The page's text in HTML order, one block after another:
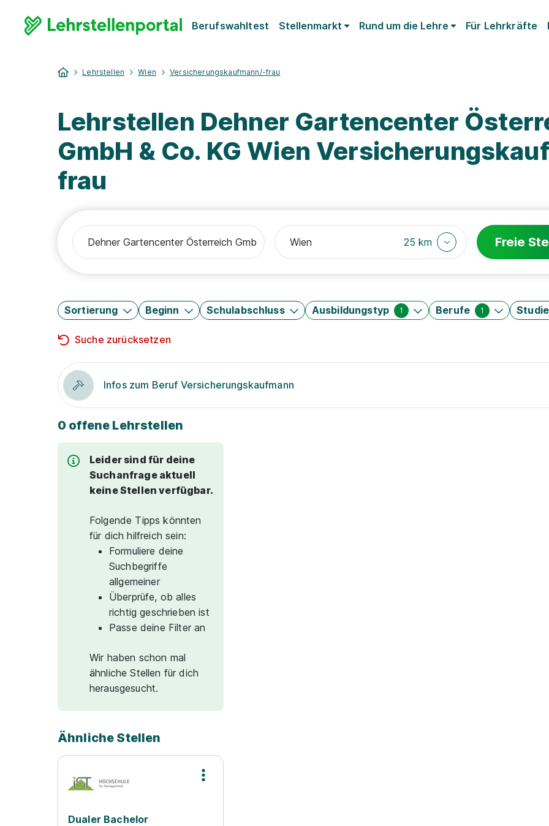
Berufswahltest Stellenmarkt Rund um die Lehre Für Lehrkräfte
Lehrstellen Wien Versicherungskaufmann/-frau
Lehrstellen Dehner Gartencenter
GmbH & Co. KG Wien
frau
25 km Freie
Sortierung Beginn Schulabschluss Ausbildungstyp 1 Berufe 1
Suche zurücksetzen
Infos zum Beruf Versicherungskaufmann
0 offene Lehrstellen
Leider sind für deine
Suchanfrage aktuell
keine Stellen verfügbar.
Folgende Tipps könnten
für dich hilfreich sein:
Formuliere deine
Suchbegriffe
allgemeiner
Überprüfe, ob alles
richtig geschrieben ist
Passe deine Filter an
Wir haben schon mal
ähnliche Stellen für dich
herausgesucht.
Ähnliche Stellen
Dualer Bachelor